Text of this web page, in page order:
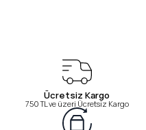
Ücretsiz Kargo
750 TL ve üzeri Ücretsiz Kargo